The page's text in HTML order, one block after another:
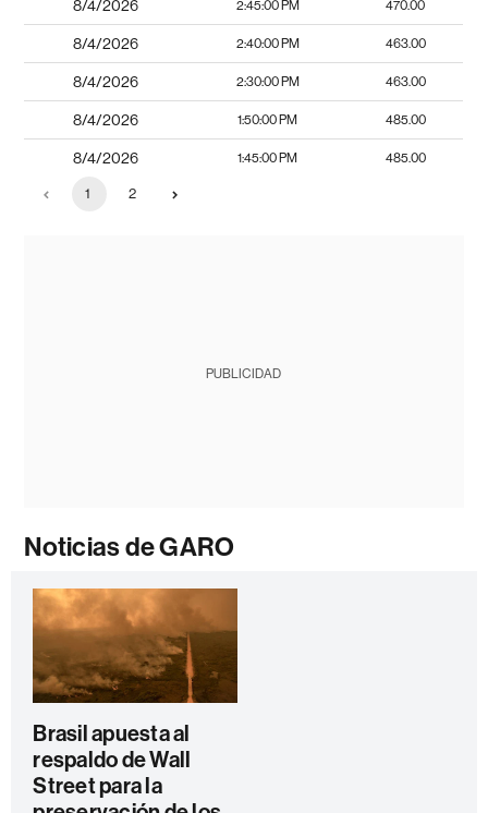
8/4/2026 2:45:00 PM 470.00
8/4/2026 2:40:00 PM 463.00
8/4/2026 2:30:00 PM 463.00
8/4/2026 1:50:00 PM 485.00
8/4/2026 1:45:00 PM 485.00
1 2
PUBLICIDAD
Noticias de GARO
Brasil apuesta al
respaldo de Wall
Street para la